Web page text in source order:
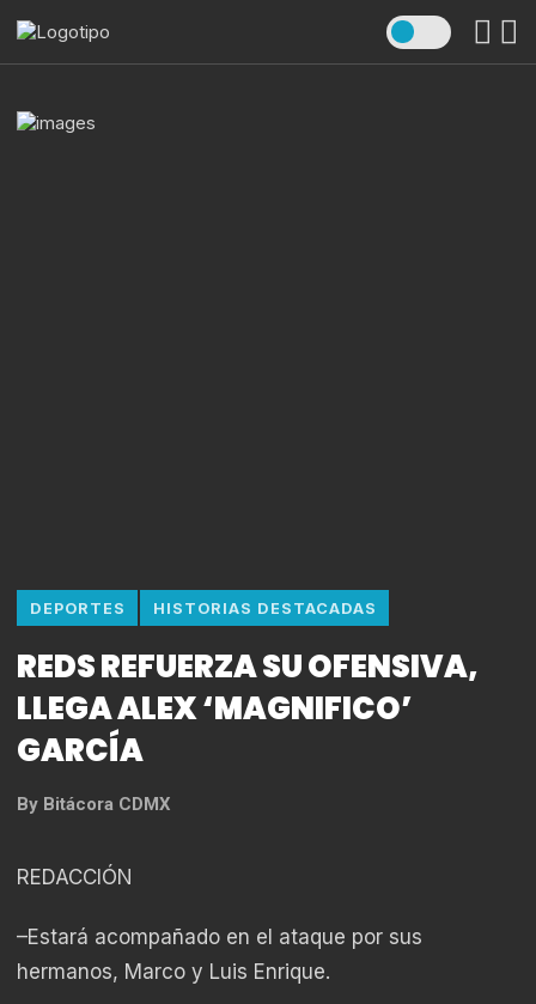
DEPORTES HISTORIAS DESTACADAS
REDS REFUERZA SU OFENSIVA,
LLEGA ALEX ‘MAGNIFICO’
GARCÍA
By Bitácora CDMX
REDACCIÓN
–Estará acompañado en el ataque por sus
hermanos, Marco y Luis Enrique.